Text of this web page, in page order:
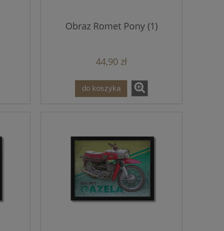
Obraz Romet Pony (1)
44,90 zł
do koszyka